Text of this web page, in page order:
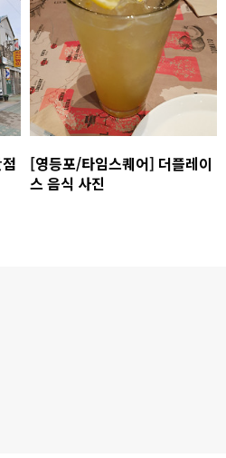
[영등포/타임스퀘어] 더플레이
스 음식 사진